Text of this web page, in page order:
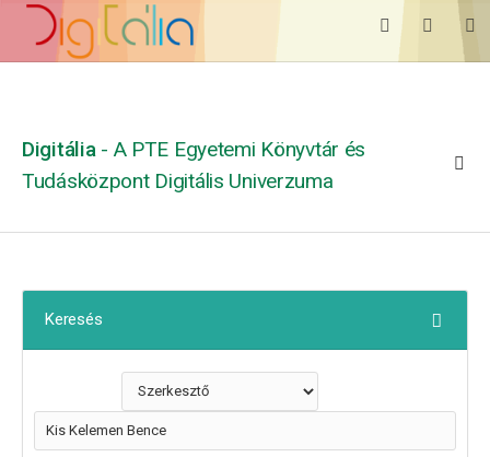
Digitália - A PTE Egyetemi Könyvtár és
Tudásközpont Digitális Univerzuma
Keresés